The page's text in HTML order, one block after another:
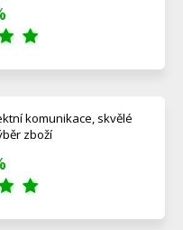
komunikace, skvělé
zboží